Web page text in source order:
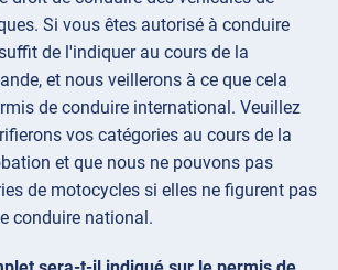
Si vous êtes autorisé à conduire
de l'indiquer au cours de la
et nous veillerons à ce que cela
de conduire international. Veuillez
vos catégories au cours de la
et que nous ne pouvons pas
de motocycles si elles ne figurent pas
conduire national.